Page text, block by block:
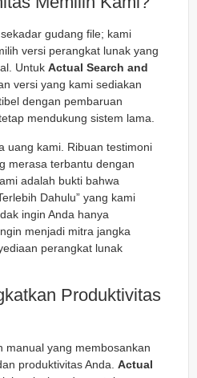
gudang file; kami
versi perangkat lunak yang
Untuk Actual Search and
versi yang kami sediakan
dengan pembaruan
mendukung sistem lama.
uang kami. Ribuan testimoni
merasa terbantu dengan
adalah bukti bahwa
Dahulu” yang kami
ingin Anda hanya
menjadi mitra jangka
perangkat lunak
Produktivitas
manual yang membosankan
produktivitas Anda. Actual